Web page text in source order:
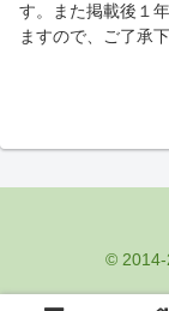
す。また掲載後１
ますので、ご了承下
© 2014-